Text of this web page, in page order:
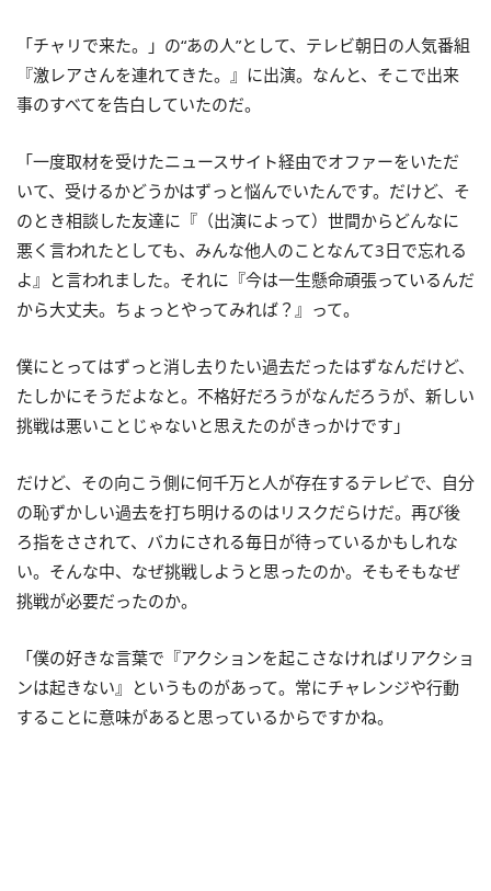
「チャリで来た。」の“あの人”として、テレビ朝日の人気番組
『激レアさんを連れてきた。』に出演。なんと、そこで出来
事のすべてを告白していたのだ。
「一度取材を受けたニュースサイト経由でオファーをいただ
いて、受けるかどうかはずっと悩んでいたんです。だけど、そ
のとき相談した友達に『（出演によって）世間からどんなに
悪く言われたとしても、みんな他人のことなんて3日で忘れる
よ』と言われました。それに『今は一生懸命頑張っているんだ
から大丈夫。ちょっとやってみれば？』って。
僕にとってはずっと消し去りたい過去だったはずなんだけど、
たしかにそうだよなと。不格好だろうがなんだろうが、新しい
挑戦は悪いことじゃないと思えたのがきっかけです」
だけど、その向こう側に何千万と人が存在するテレビで、自分
の恥ずかしい過去を打ち明けるのはリスクだらけだ。再び後
ろ指をさされて、バカにされる毎日が待っているかもしれな
い。そんな中、なぜ挑戦しようと思ったのか。そもそもなぜ
挑戦が必要だったのか。
「僕の好きな言葉で『アクションを起こさなければリアクショ
ンは起きない』というものがあって。常にチャレンジや行動
することに意味があると思っているからですかね。